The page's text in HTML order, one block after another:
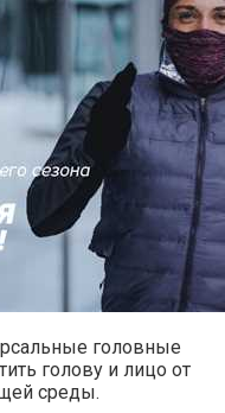
головные
голову и лицо от
среды.